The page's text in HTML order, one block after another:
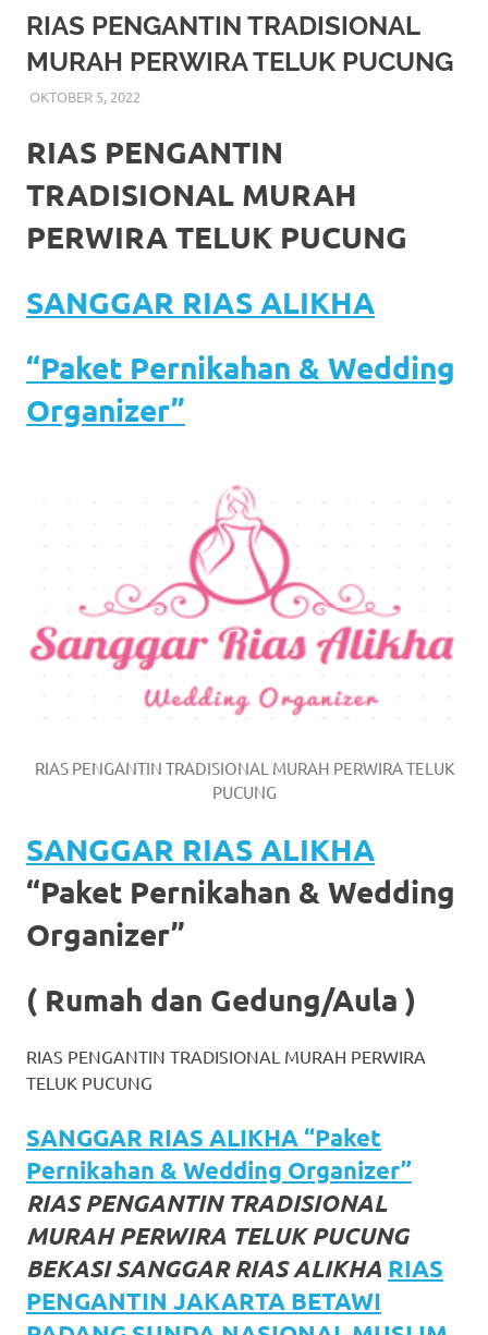
More
hints
rolex
replica
my
website
To
learn
more
https://www.watchesb.com
these
guys
https://
here
replica
watches.
favorite
replica
watches.
24
Hours
Online
replica
rolex.
RIAS PENGANTIN TRADISIONAL
MURAH PERWIRA TELUK PUCUNG
OKTOBER 5, 2022
RIAS PENGANTIN
TRADISIONAL MURAH
PERWIRA TELUK PUCUNG
SANGGAR RIAS ALIKHA
“Paket Pernikahan & Wedding
Organizer”
RIAS PENGANTIN TRADISIONAL MURAH PERWIRA TELUK
PUCUNG
SANGGAR RIAS ALIKHA
“Paket Pernikahan & Wedding
Organizer”
( Rumah dan Gedung/Aula )
RIAS PENGANTIN TRADISIONAL MURAH PERWIRA
TELUK PUCUNG
SANGGAR RIAS ALIKHA “Paket
Pernikahan & Wedding Organizer”
RIAS PENGANTIN TRADISIONAL
MURAH PERWIRA TELUK PUCUNG
BEKASI SANGGAR RIAS ALIKHA RIAS
PENGANTIN JAKARTA BETAWI